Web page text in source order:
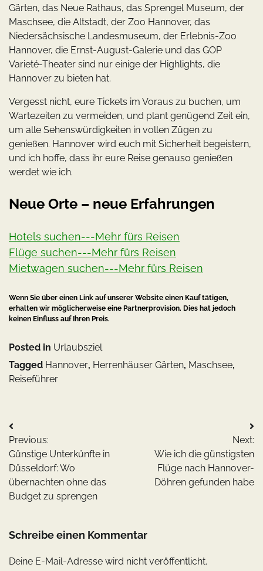
Gärten, das Neue Rathaus, das Sprengel Museum, der
Maschsee, die Altstadt, der Zoo Hannover, das
Niedersächsische Landesmuseum, der Erlebnis-Zoo
Hannover, die Ernst-August-Galerie und das GOP
Varieté-Theater sind nur einige der Highlights, die
Hannover zu bieten hat.
Vergesst nicht, eure Tickets im Voraus zu buchen, um
Wartezeiten zu vermeiden, und plant genügend Zeit ein,
um alle Sehenswürdigkeiten in vollen Zügen zu
genießen. Hannover wird euch mit Sicherheit begeistern,
und ich hoffe, dass ihr eure Reise genauso genießen
werdet wie ich.
Neue Orte – neue Erfahrungen
Hotels suchen---Mehr fürs Reisen
Flüge suchen---Mehr fürs Reisen
Mietwagen suchen---Mehr fürs Reisen
Wenn Sie über einen Link auf unserer Website einen Kauf tätigen,
erhalten wir möglicherweise eine Partnerprovision. Dies hat jedoch
keinen Einfluss auf Ihren Preis.
Posted in Urlaubsziel
Tagged Hannover, Herrenhäuser Gärten, Maschsee,
Reiseführer
Beitragsnavigation
Previous:
Günstige Unterkünfte in
Düsseldorf: Wo
übernachten ohne das
Budget zu sprengen
Next:
Wie ich die günstigsten
Flüge nach Hannover-
Döhren gefunden habe
Schreibe einen Kommentar
Deine E-Mail-Adresse wird nicht veröffentlicht.